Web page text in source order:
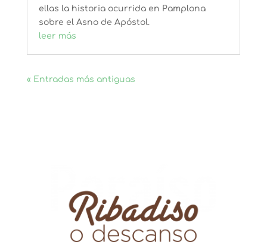
ellas la historia ocurrida en Pamplona
sobre el Asno de Apóstol.
leer más
« Entradas más antiguas